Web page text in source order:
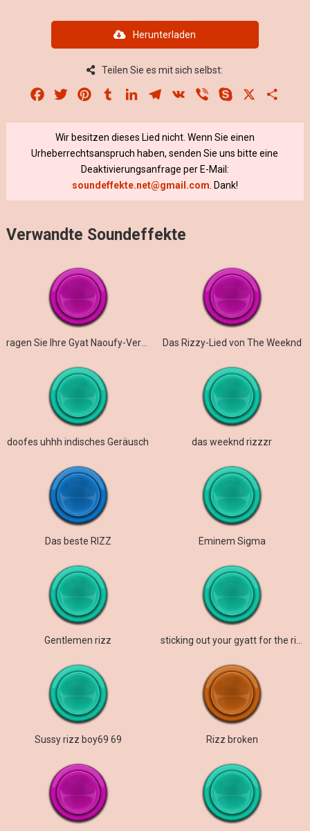
Herunterladen
Teilen Sie es mit sich selbst:
Facebook
Twitter PinterestTumblrLinkedInTelegram
VK Viber Skype
Wir besitzen dieses Lied nicht. Wenn Sie einen
Urheberrechtsanspruch haben, senden Sie uns bitte eine
Deaktivierungsanfrage per E-Mail:
soundeffekte.net@gmail.com . Dank!
Verwandte Soundeffekte
ragen Sie Ihre Gyat Naoufy-Version heraus Das Rizzy-Lied von The Weeknd
doofes uhhh indisches Geräusch das weeknd rizzzr
Das beste RIZZ Eminem Sigma
Gentlemen rizz
Sussy rizz boy69 69 Rizz broken